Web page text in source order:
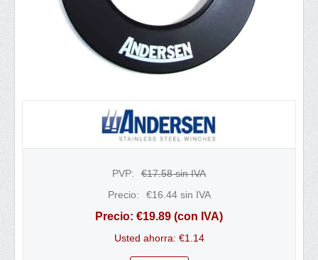
PVP: €17.58sin IVA
Precio:
€16.44sin IVA
Precio: €19.89 (con IVA)
Usted ahorra: €1.14